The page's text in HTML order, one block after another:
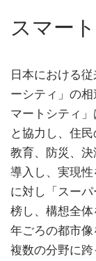
スマー
日本における
ーシティ」の
マートシティ
と協力し、住
教育、防災、
導入し、実現
に対し「スー
榜し、構想全
年ごろの都市
複数の分野に